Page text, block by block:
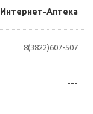
Интернет-Аптека
8(3822)607-507
---